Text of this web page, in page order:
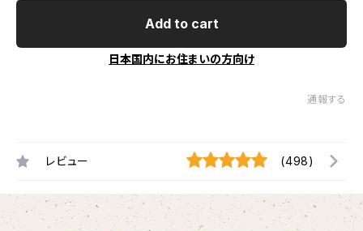
Add to cart
日本国内にお住まいの方向け
通報する
レビュー (498)